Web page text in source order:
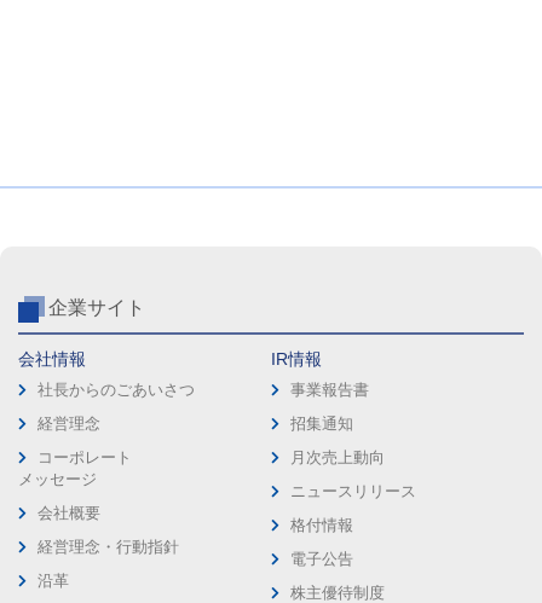
企業サイト
会社情報
社長からのごあいさつ
経営理念
コーポレート
メッセージ
会社概要
経営理念・行動指針
沿革
IR情報
事業報告書
招集通知
月次売上動向
ニュースリリース
格付情報
電子公告
株主優待制度